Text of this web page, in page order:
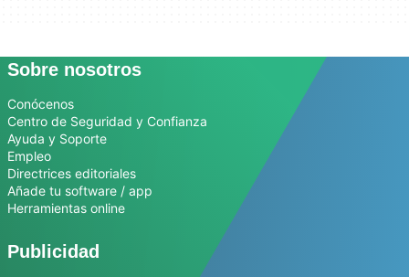
Sobre nosotros
Conócenos
Centro de Seguridad y Confianza
Ayuda y Soporte
Empleo
Directrices editoriales
Añade tu software / app
Herramientas online
Publicidad